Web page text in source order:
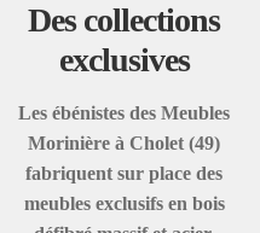
Des collections
exclusives
Les ébénistes des Meubles
Morinière à Cholet (49)
fabriquent sur place des
meubles exclusifs en bois